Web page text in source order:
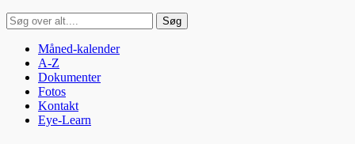
Søg
Søg
efter:
Sekundær
menu
Spring
indhold
Måned-kalender
A-Z
Dokumenter
Fotos
Kontakt
Eye-Learn